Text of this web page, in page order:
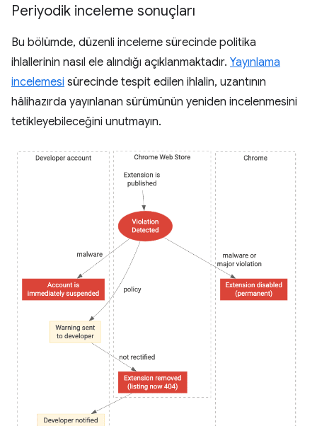
Periyodik inceleme sonuçları
Bu bölümde, düzenli inceleme sürecinde politika
ihlallerinin nasıl ele alındığı açıklanmaktadır. Yayınlama
incelemesi sürecinde tespit edilen ihlalin, uzantının
hâlihazırda yayınlanan sürümünün yeniden incelenmesini
tetikleyebileceğini unutmayın.